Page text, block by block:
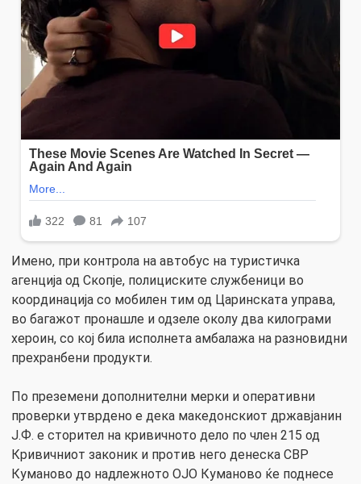
Имено, при контрола на автобус на туристичка
агенција од Скопје, полициските службеници во
координација со мобилен тим од Царинската управа,
во багажот пронашле и одзеле околу два килограми
хероин, со кој била исполнета амбалажа на разновидни
прехранбени продукти.
По преземени дополнителни мерки и оперативни
проверки утврдено е дека македонскиот државјанин
Ј.Ф. е сторител на кривичното дело по член 215 од
Кривичниот законик и против него денеска СВР
Куманово до надлежното ОЈО Куманово ќе поднесе